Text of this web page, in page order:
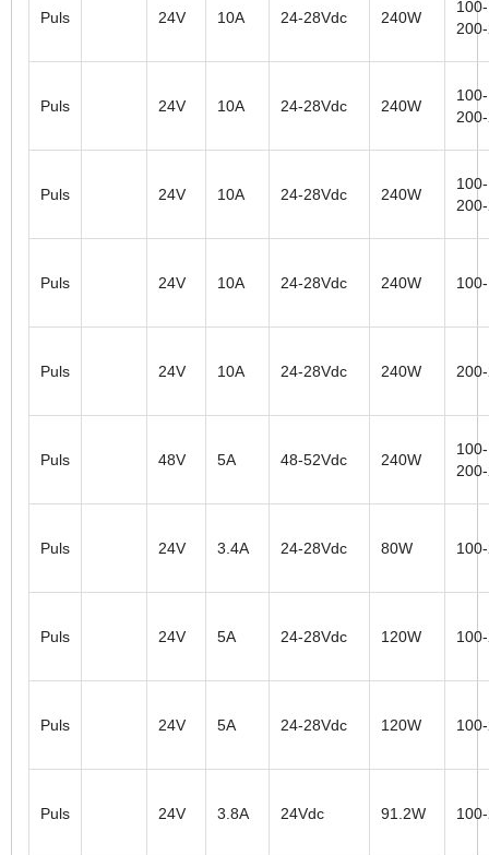
Puls 24V 10A 24-28Vdc 240W
Puls 24V 10A 24-28Vdc 240W
Puls 24V 10A 24-28Vdc 240W
Puls 24V 10A 24-28Vdc 240W
Puls 24V 10A 24-28Vdc 240W
Puls 48V 5A 48-52Vdc 240W
Puls 24V 3.4A 24-28Vdc 80W
Puls 24V 5A 24-28Vdc 120W
Puls 24V 5A 24-28Vdc 120W
Puls 24V 3.8A 24Vdc 91.2W